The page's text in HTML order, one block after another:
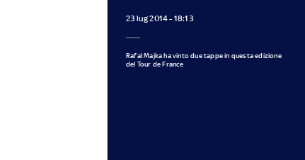
23 lug 2014 - 18:13
Rafal Majka ha vinto due tappe in questa edizione
del Tour de France